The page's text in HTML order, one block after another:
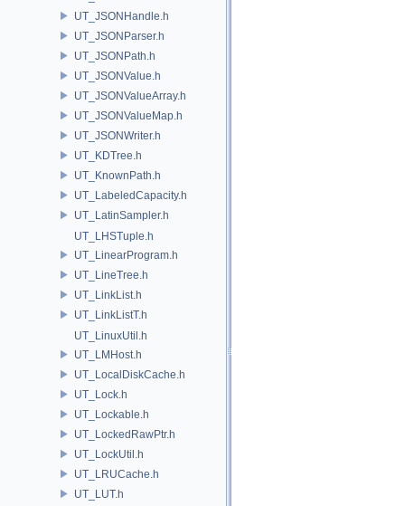
UT_JSONHandle.h
UT_JSONParser.h
UT_JSONPath.h
UT_JSONValue.h
UT_JSONValueArray.h
UT_JSONValueMap.h
UT_JSONWriter.h
UT_KDTree.h
UT_KnownPath.h
UT_LabeledCapacity.h
UT_LatinSampler.h
UT_LHSTuple.h
UT_LinearProgram.h
UT_LineTree.h
UT_LinkList.h
UT_LinkListT.h
UT_LinuxUtil.h
UT_LMHost.h
UT_LocalDiskCache.h
UT_Lock.h
UT_Lockable.h
UT_LockedRawPtr.h
UT_LockUtil.h
UT_LRUCache.h
UT_LUT.h